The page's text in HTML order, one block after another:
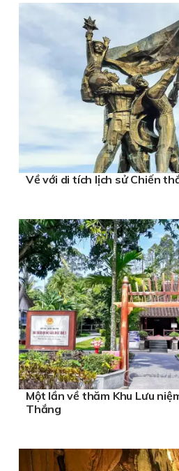
Về với di tích lịch sử Chiến
Một lần về thăm Khu Lưu
Thắng